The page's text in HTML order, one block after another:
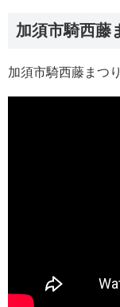
加須市騎西藤
加須市騎西藤まつ